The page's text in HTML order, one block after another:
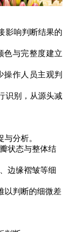
影响判断结果的
色与完整度建立
操作人员主观判
识别，从源头减
分析。
状态与整体结
边缘褶皱等细
以判断的细微差